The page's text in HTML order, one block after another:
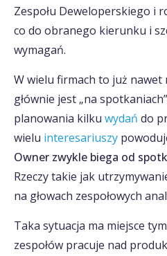
Zespołu Deweloperskiego i
co do obranego kierunku i
wymagań.
W wielu firmach to już nawet
głównie jest „na
planowania kilku wydań do
wielu interesariuszy
Owner zwykle biega od
Rzeczy takie jak
na głowach zespołowych
Taka sytuacja ma miejsce
zespołów pracuje nad